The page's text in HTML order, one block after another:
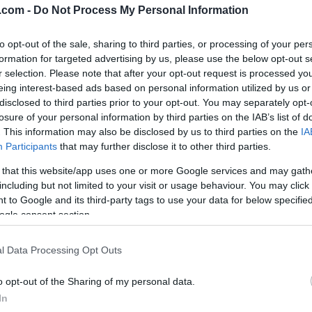
- Do Not Process My Personal Information
opt-out of the sale, sharing to third parties, or processing of your
for targeted advertising by us, please use the below opt-out
selection. Please note that after your opt-out request is processed
interest-based ads based on personal information utilized by us
to third parties prior to your opt-out. You may separately
of your personal information by third parties on the IAB’s list of
This information may also be disclosed by us to third parties on the
Participants that may further disclose it to other third parties.
that this website/app uses one or more Google services and may
but not limited to your visit or usage behaviour. You may
to Google and its third-party tags to use your data for below
consent section.
Data Processing Opt Outs
opt-out of the Sharing of my personal data.
for å gå på norske ski. Det til tross for at han
hadde to år igjen på kontrakten, og måtte betale
kontrakt, men vi skulle gjerne hatt han med
bytte til Fischer denne sesongen. Den østerrikske
stjerner.